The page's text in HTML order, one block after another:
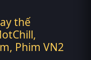
thế
Phim VN2